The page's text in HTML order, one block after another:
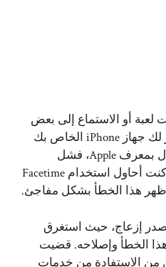
أو الاستماع إلى بعض
الموسيقى، ولكن فجأةً ظهر لك جهاز iPhone الخاص بك
خطأ يُفيد بـ “خطأ في الاتصال بمعرف Apple، فشل
التحقق”؟ قبل يومين فقط، كنت أحاول استخدام Facetime
هذا الخطأ بشكل مفاجئ.
إزعاج، حيث استغرق
الخطأ وإصلاحه. قضيت
من الاستفادة من خدمات